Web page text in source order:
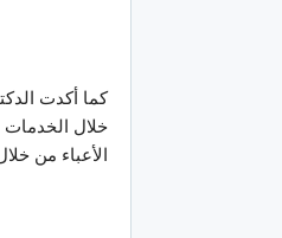
كما أكدت
خلال
الأعباء من